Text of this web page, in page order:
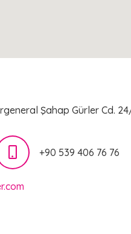
Şahap Gürler Cd.
+90 539 406 76 76